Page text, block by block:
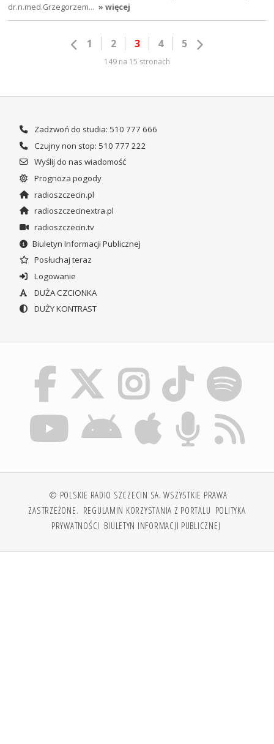
dr.n.med.Grzegorzem… » więcej
1 2 3 4 5
149 na 15 stronach
Zadzwoń do studia: 510 777 666
Czujny non stop: 510 777 222
Wyślij do nas wiadomość
Prognoza pogody
radioszczecin.pl
radioszczecinextra.pl
radioszczecin.tv
Biuletyn Informacji Publicznej
Posłuchaj teraz
Logowanie
DUŻA CZCIONKA
DUŻY KONTRAST
© POLSKIE RADIO SZCZECIN SA. WSZYSTKIE PRAWA
ZASTRZEŻONE. REGULAMIN KORZYSTANIA Z PORTALU POLITYKA
PRYWATNOŚCI BIULETYN INFORMACJI PUBLICZNEJ